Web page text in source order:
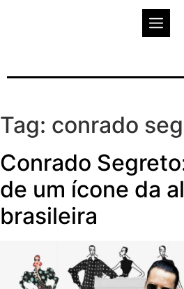
Tag: conrado
Conrado
de um ícone da
brasileira